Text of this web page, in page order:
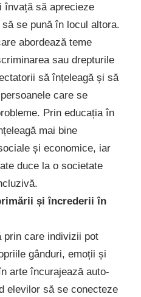
învață să aprecieze
se pună în locul altora.
abordează teme
sau drepturile
să înțeleagă și să
care se
Prin educația în
mai bine
și economice, iar
duce la o societate
și încrederii în
prin care indivizii pot
gânduri, emoții și
arte încurajează auto-
elevilor să se conecteze